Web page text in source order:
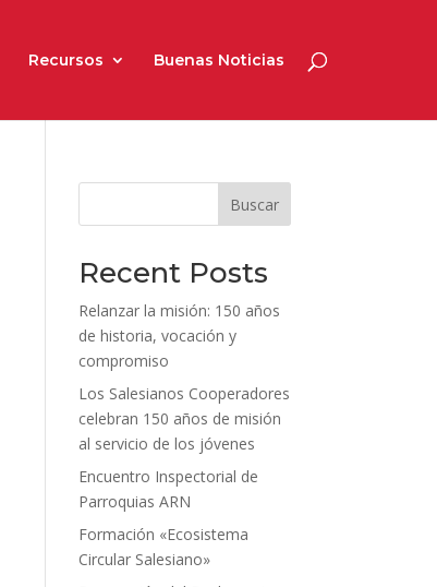
Recursos Buenas Noticias
Buscar
Recent Posts
Relanzar la misión: 150 años
de historia, vocación y
compromiso
Los Salesianos Cooperadores
celebran 150 años de misión
al servicio de los jóvenes
Encuentro Inspectorial de
Parroquias ARN
Formación «Ecosistema
Circular Salesiano»